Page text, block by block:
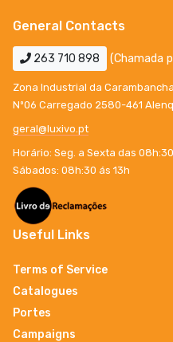
General Contacts
263 710 898 (Chamada
Zona Industrial da Carambancha
Nº06 Carregado 2580-461
geral@luxivo.pt
Horário: Seg. a Sexta das
Sábados: 08h:30 ás 13h
Useful Links
Terms of Service
Catalogues
Portes
Campaigns